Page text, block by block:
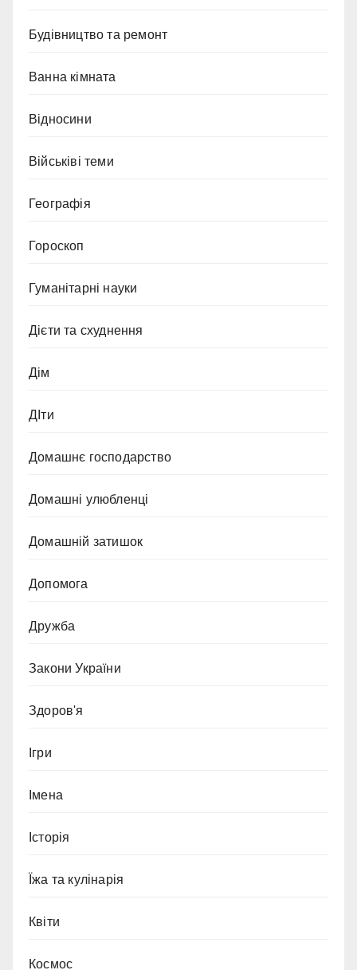
Будівництво та ремонт
Ванна кімната
Відносини
Військіві теми
Географія
Гороскоп
Гуманітарні науки
Дієти та схуднення
Дім
ДІти
Домашнє господарство
Домашні улюбленці
Домашній затишок
Допомога
Дружба
Закони України
Здоров'я
Ігри
Імена
Історія
Їжа та кулінарія
Квіти
Космос